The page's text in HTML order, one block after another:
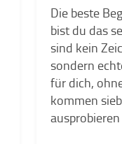
Die beste
bist du das
sind kein
sondern
für dich,
kommen